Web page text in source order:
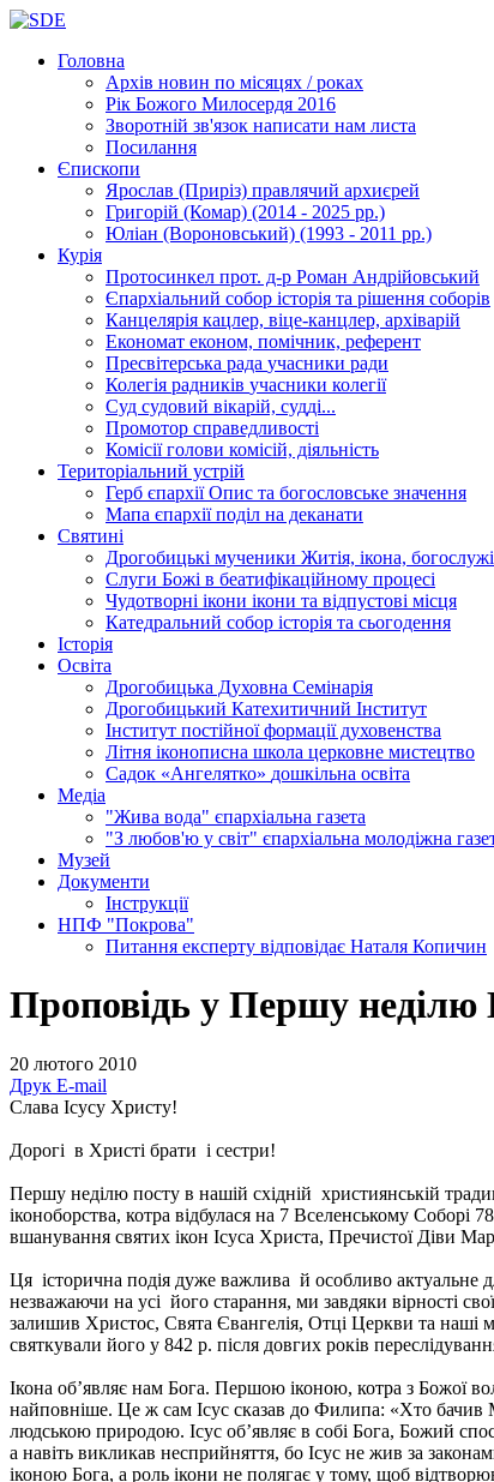
Головна
Архів новин по місяцях / роках
Рік Божого Милосердя 2016
Зворотній зв'язок написати нам листа
Посилання
Єпископи
Ярослав (Приріз) правлячий архиєрей
Григорій (Комар) (2014 - 2025 рр.)
Юліан (Вороновський) (1993 - 2011 рр.)
Курія
Протосинкел прот. д-р Роман Андрійовський
Єпархіальний собор історія та рішення соборів
Канцелярія кацлер, віце-канцлер, архіварій
Економат економ, помічник, референт
Пресвітерська рада учасники ради
Колегія радників учасники колегії
Суд судовий вікарій, судді...
Промотор справедливості
Комісіїголови комісій, діяльність
Територіальний устрій
Герб єпархіїОпис та богословське значення
Мапа єпархіїподіл на деканати
Святині
Дрогобицькі мученики Житія, ікона,
Слуги Божі в беатифікаційному процесі
Чудотворні ікони ікони та відпустові місця
Катедральний собор історія та сьогодення
Історія
Освіта
Дрогобицька Духовна Семінарія
Дрогобицький Катехитичний Інститут
Інститут постійної формації духовенства
Літня іконописна школа церковне мистецтво
Садок «Ангелятко» дошкільна освіта
Медіа
"Жива вода" єпархіальна газета
"З любов'ю у світ" єпархіальна молодіжна
Музей
Документи
Інструкції
НПФ "Покрова"
Питання експерту відповідає Наталя Копичин
Проповідь у Першу неділю
20 лютого 2010
Друк E-mail
Слава Ісусу Христу!
Дорогі в Христі брати і сестри!
Першу неділю посту в нашій східній християнській
іконоборства, котра відбулася на 7 Вселенському Соборі
вшанування святих ікон Ісуса Христа, Пречистої Діви
Ця історична подія дуже важлива й особливо
незважаючи на усі його старання, ми завдяки вірності
залишив Христос, Свята Євангелія, Отці Церкви та наші
святкували його у 842 р. після довгих років
Ікона об’являє нам Бога. Першою іконою, котра з Божої
найповніше. Це ж сам Ісус сказав до Филипа: «Хто
людською природою. Ісус об’являє в собі Бога, Божий
а навіть викликав несприйняття, бо Ісус не жив за
іконою Бога, а роль ікони не полягає у тому, щоб